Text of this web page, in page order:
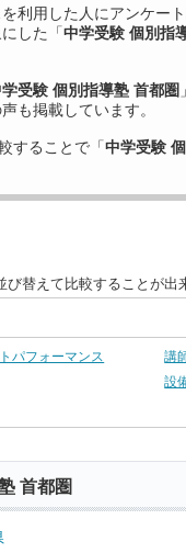
利用した 人にアンケー
した「中学受験 個別指
受験 個別指導塾 首都圏
も掲載しています。
することで「中学受験
替えて比較することが出
パフォーマンス
講
設
首都圏